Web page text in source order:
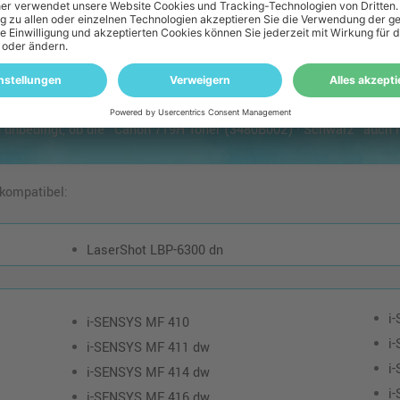
zu diesem Artikel
ob die "Canon 719H Toner (3480B002) · Schwarz" auch
LaserShot LBP-6300 dn
i-SENSYS MF 410
i-SENSYS MF 411 dw
i-SENSYS MF 414 dw
i-
i-
i-
i-